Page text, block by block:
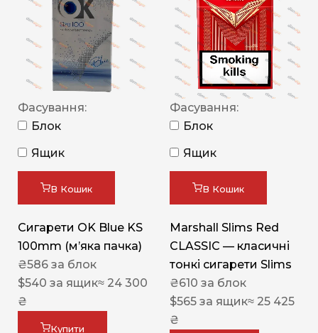
Фасування:
Блок
Ящик
В Кошик
Сигарети OK Blue KS
100mm (м’яка пачка)
₴586 за блок
$540 за ящик≈ 24 300
₴
Купити
Фасування:
Блок
Ящик
В Кошик
Marshall Slims Red
CLASSIC — класичні
тонкі сигарети Slims
₴610 за блок
$565 за ящик≈ 25 425
₴